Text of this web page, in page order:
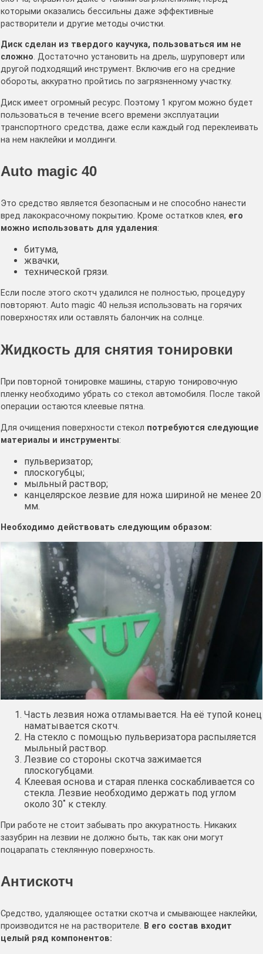
которыми оказались бессильны даже эффективные
растворители и другие методы очистки.
Диск сделан из твердого каучука, пользоваться им не
сложно. Достаточно установить на дрель, шуруповерт или
другой подходящий инструмент. Включив его на средние
обороты, аккуратно пройтись по загрязненному участку.
Диск имеет огромный ресурс. Поэтому 1 кругом можно будет
пользоваться в течение всего времени эксплуатации
транспортного средства, даже если каждый год переклеивать
на нем наклейки и молдинги.
Auto magic 40
Это средство является безопасным и не способно нанести
вред лакокрасочному покрытию. Кроме остатков клея, его
можно использовать для удаления:
битума,
жвачки,
технической грязи.
Если после этого скотч удалился не полностью, процедуру
повторяют. Auto magic 40 нельзя использовать на горячих
поверхностях или оставлять балончик на солнце.
Жидкость для снятия тонировки
При повторной тонировке машины, старую тонировочную
пленку необходимо убрать со стекол автомобиля. После такой
операции остаются клеевые пятна.
Для очищения поверхности стекол потребуются следующие
материалы и инструменты:
пульверизатор;
плоскогубцы;
мыльный раствор;
канцелярское лезвие для ножа шириной не менее 20
мм.
Необходимо действовать следующим образом:
Часть лезвия ножа отламывается. На её тупой конец
наматывается скотч.
На стекло с помощью пульверизатора распыляется
мыльный раствор.
Лезвие со стороны скотча зажимается
плоскогубцами.
Клеевая основа и старая пленка соскабливается со
стекла. Лезвие необходимо держать под углом
около 30˚ к стеклу.
При работе не стоит забывать про аккуратность. Никаких
зазубрин на лезвии не должно быть, так как они могут
поцарапать стеклянную поверхность.
Антискотч
Средство, удаляющее остатки скотча и смывающее наклейки,
производится не на растворителе. В его состав входит
целый ряд компонентов: